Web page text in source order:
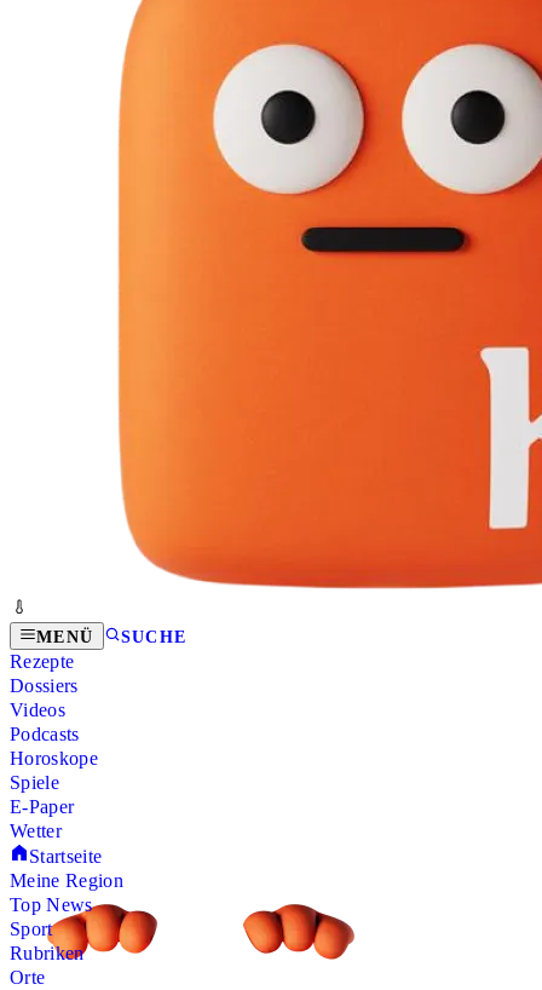
MENÜ SUCHE
Rezepte
Dossiers
Videos
Podcasts
Horoskope
Spiele
E-Paper
Wetter
Startseite
Meine Region
Top News
Sport
Rubriken
Orte